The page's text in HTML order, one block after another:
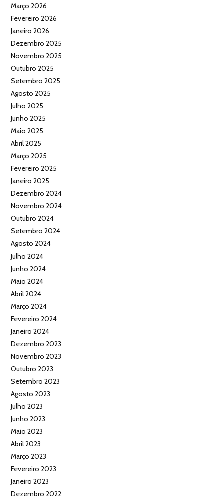
Março 2026
Fevereiro 2026
Janeiro 2026
Dezembro 2025
Novembro 2025
Outubro 2025
Setembro 2025
Agosto 2025
Julho 2025
Junho 2025
Maio 2025
Abril 2025
Março 2025
Fevereiro 2025
Janeiro 2025
Dezembro 2024
Novembro 2024
Outubro 2024
Setembro 2024
Agosto 2024
Julho 2024
Junho 2024
Maio 2024
Abril 2024
Março 2024
Fevereiro 2024
Janeiro 2024
Dezembro 2023
Novembro 2023
Outubro 2023
Setembro 2023
Agosto 2023
Julho 2023
Junho 2023
Maio 2023
Abril 2023
Março 2023
Fevereiro 2023
Janeiro 2023
Dezembro 2022